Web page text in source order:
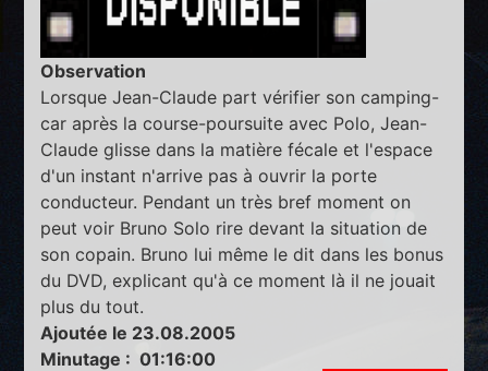
Observation
Lorsque Jean-Claude part vérifier son camping-
car après la course-poursuite avec Polo, Jean-
Claude glisse dans la matière fécale et l'espace
d'un instant n'arrive pas à ouvrir la porte
conducteur. Pendant un très bref moment on
peut voir Bruno Solo rire devant la situation de
son copain. Bruno lui même le dit dans les bonus
du DVD, explicant qu'à ce moment là il ne jouait
plus du tout.
Ajoutée le 23.08.2005
Minutage : 01:16:00